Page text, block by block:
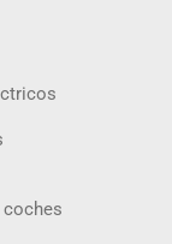
coches